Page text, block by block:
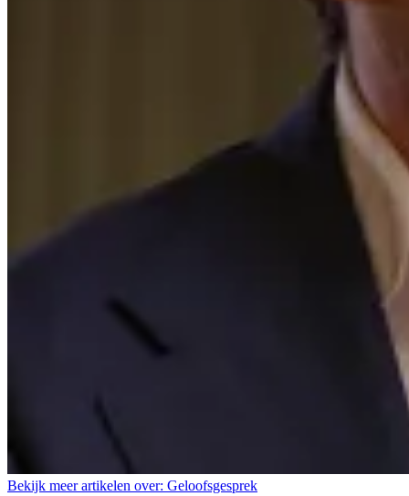
Bekijk meer artikelen over: Geloofsgesprek